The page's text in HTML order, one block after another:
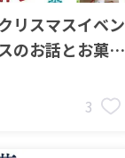
リスマスイベン
のお話とお菓子
3